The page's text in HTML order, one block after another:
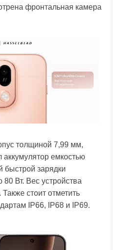
фронтальная камера
толщиной 7,99 мм,
емкостью
быстрой зарядки
Вт. Вес устройства
стоит отметить
IP66, IP68 и IP69.